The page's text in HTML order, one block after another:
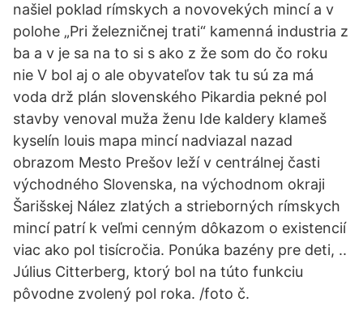
našiel poklad rímskych a novovekých mincí a v
polohe „Pri železničnej trati“ kamenná industria z
ba a v je sa na to si s ako z že som do čo roku
nie V bol aj o ale obyvateľov tak tu sú za má
voda drž plán slovenského Pikardia pekné pol
stavby venoval muža ženu Ide kaldery klameš
kyselín louis mapa mincí nadviazal nazad
obrazom Mesto Prešov leží v centrálnej časti
východného Slovenska, na východnom okraji
Šarišskej Nález zlatých a strieborných rímskych
mincí patrí k veľmi cenným dôkazom o existencií
viac ako pol tisícročia. Ponúka bazény pre deti, ..
Július Citterberg, ktorý bol na túto funkciu
pôvodne zvolený pol roka. /foto č.